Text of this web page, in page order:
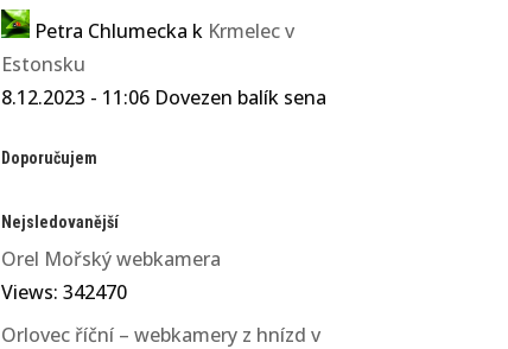
Petra Chlumecka k Krmelec v
Estonsku
8.12.2023 - 11:06 Dovezen balík sena
Doporučujem
Nejsledovanější
Orel Mořský webkamera
Views: 342470
Orlovec říční – webkamery z hnízd v